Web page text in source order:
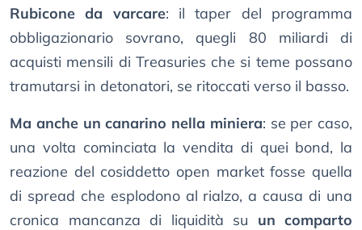
Rubicone da varcare: il taper del programma
obbligazionario sovrano, quegli 80 miliardi di
acquisti mensili di Treasuries che si teme possano
tramutarsi in detonatori, se ritoccati verso il basso.
Ma anche un canarino nella miniera: se per caso,
una volta cominciata la vendita di quei bond, la
reazione del cosiddetto open market fosse quella
di spread che esplodono al rialzo, a causa di una
cronica mancanza di liquidità su un comparto